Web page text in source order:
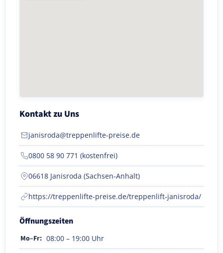
Kontakt zu Uns
janisroda@treppenlifte-preise.de
0800 58 90 771 (kostenfrei)
06618 Janisroda (Sachsen-Anhalt)
https://treppenlifte-preise.de/treppenlift-janisroda/
Öffnungszeiten
Mo–Fr: 08:00 – 19:00 Uhr